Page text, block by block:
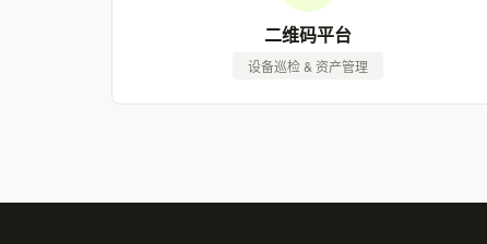
二维码平台
设备巡检 & 资产管理